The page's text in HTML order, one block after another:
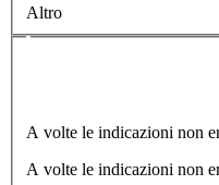
Altro
A volte le indicazioni non
A volte le indicazioni non